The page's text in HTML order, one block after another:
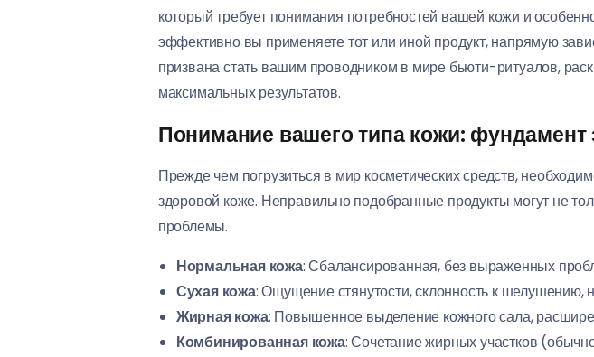
который требует понимания потребностей вашей кожи и
эффективно вы применяете тот или иной продукт, напрямую
призвана стать вашим проводником в мире бьюти-ритуалов,
максимальных результатов.
Понимание вашего типа кожи:
Прежде чем погрузиться в мир косметических средств,
здоровой коже. Неправильно подобранные продукты могут не
проблемы.
Нормальная кожа: Сбалансированная, без выраженных
Сухая кожа: Ощущение стянутости, склонность к шелушению,
Жирная кожа: Повышенное выделение кожного сала,
Комбинированная кожа: Сочетание жирных участков